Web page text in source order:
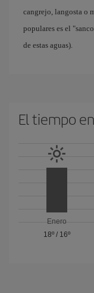
cangrejo, langosta o
populares es el
de estas aguas).
El tiempo
Enero
18º/ 16º